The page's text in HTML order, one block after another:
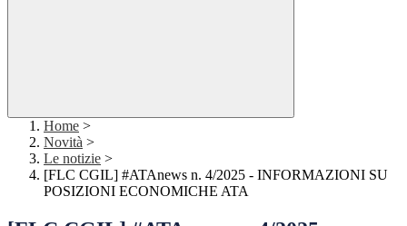
Home >
Novità >
Le notizie >
[FLC CGIL] #ATAnews n. 4/2025 - INFORMAZIONI SU
POSIZIONI ECONOMICHE ATA